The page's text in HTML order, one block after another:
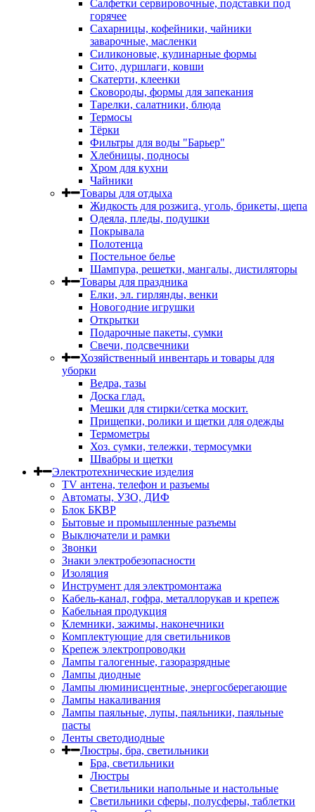
Салфетки сервировочные, подставки под
горячее
Сахарницы, кофейники, чайники
заварочные, масленки
Силиконовые, кулинарные формы
Сито, дуршлаги, ковши
Скатерти, клеенки
Сковороды, формы для запекания
Тарелки, салатники, блюда
Термосы
Тёрки
Фильтры для воды "Барьер"
Хлебницы, подносы
Хром для кухни
Чайники
Товары для отдыха
Жидкость для розжига, уголь, брикеты, щепа
Одеяла, пледы, подушки
Покрывала
Полотенца
Постельное белье
Шампура, решетки, мангалы, дистиляторы
Товары для праздника
Елки, эл. гирлянды, венки
Новогодние игрушки
Открытки
Подарочные пакеты, сумки
Свечи, подсвечники
Хозяйственный инвентарь и товары для
уборки
Ведра, тазы
Доска глад.
Мешки для стирки/сетка москит.
Прищепки, ролики и щетки для одежды
Термометры
Хоз. сумки, тележки, термосумки
Швабры и щетки
Электротехнические изделия
TV aнтена, телефон и разъемы
Автоматы, УЗО, ДИФ
Блок БКВР
Бытовые и промышленные разъемы
Выключатели и рамки
Звонки
Знаки электробезопасности
Изоляция
Инструмент для электромонтажа
Кабель-канал, гофра, металлорукав и крепеж
Кабельная продукция
Клемники, зажимы, наконечники
Комплектующие для светильников
Крепеж электропроводки
Лампы галогенные, газоразрядные
Лампы диодные
Лампы люминисцентные, энергосберегающие
Лампы накаливания
Лампы паяльные, лупы, паяльники, паяльные
пасты
Ленты светодиодные
Люстры, бра, светильники
Бра, светильники
Люстры
Светильники напольные и настольные
Светильники сферы, полусферы, таблетки